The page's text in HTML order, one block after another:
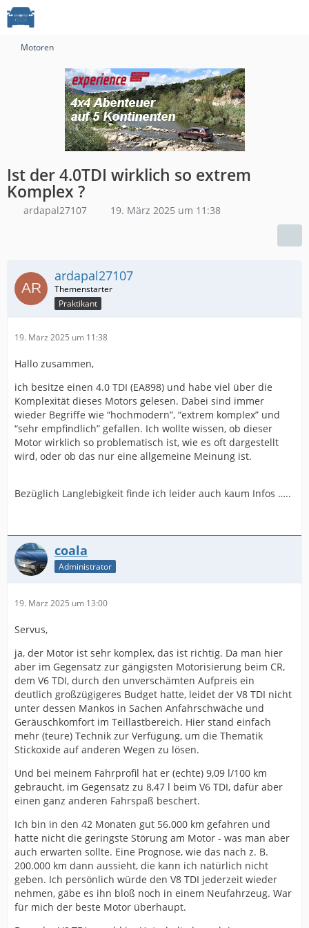
Motoren
Ist der 4.0TDI wirklich so extrem
Komplex ?
ardapal27107 19. März 2025 um 11:38
ardapal27107
Praktikant
19. März 2025 um 11:38
Hallo zusammen,
ich besitze einen 4.0 TDI (EA898) und habe viel über die
Komplexität dieses Motors gelesen. Dabei sind immer
wieder Begriffe wie “hochmodern”, “extrem komplex” und
“sehr empfindlich” gefallen. Ich wollte wissen, ob dieser
Motor wirklich so problematisch ist, wie es oft dargestellt
wird, oder ob das nur eine allgemeine Meinung ist.
Bezüglich Langlebigkeit finde ich leider auch kaum Infos …..
coala
Administrator
19. März 2025 um 13:00
Servus,
ja, der Motor ist sehr komplex, das ist richtig. Da man hier
aber im Gegensatz zur gängigsten Motorisierung beim CR,
dem V6 TDI, durch den unverschämten Aufpreis ein
deutlich großzügigeres Budget hatte, leidet der V8 TDI nicht
unter dessen Mankos in Sachen Anfahrschwäche und
Geräuschkomfort im Teillastbereich. Hier stand einfach
mehr (teure) Technik zur Verfügung, um die Thematik
Stickoxide auf anderen Wegen zu lösen.
Und bei meinem Fahrprofil hat er (echte) 9,09 l/100 km
gebraucht, im Gegensatz zu 8,47 l beim V6 TDI, dafür aber
einen ganz anderen Fahrspaß beschert.
Ich bin in den 42 Monaten gut 56.000 km gefahren und
hatte nicht die geringste Störung am Motor - was man aber
auch erwarten sollte. Eine Prognose, wie das nach z. B.
200.000 km dann aussieht, die kann ich natürlich nicht
geben. Ich persönlich würde den V8 TDI jederzeit wieder
nehmen, gäbe es ihn bloß noch in einem Neufahrzeug. War
für mich der beste Motor überhaupt.